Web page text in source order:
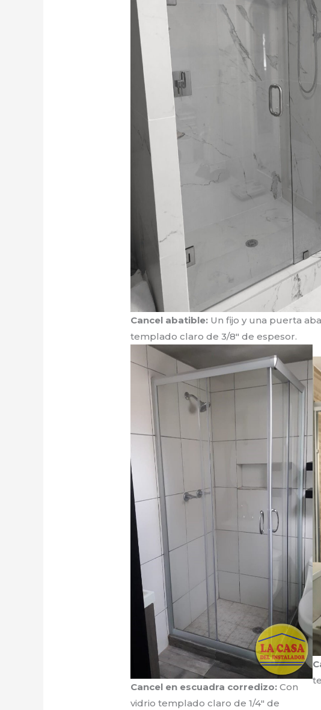
Cancel abatible: Un fijo y una puerta
templado claro de 3/8″ de espesor.
Cancel en escuadra corredizo: Con
vidrio templado claro de 1/4″ de